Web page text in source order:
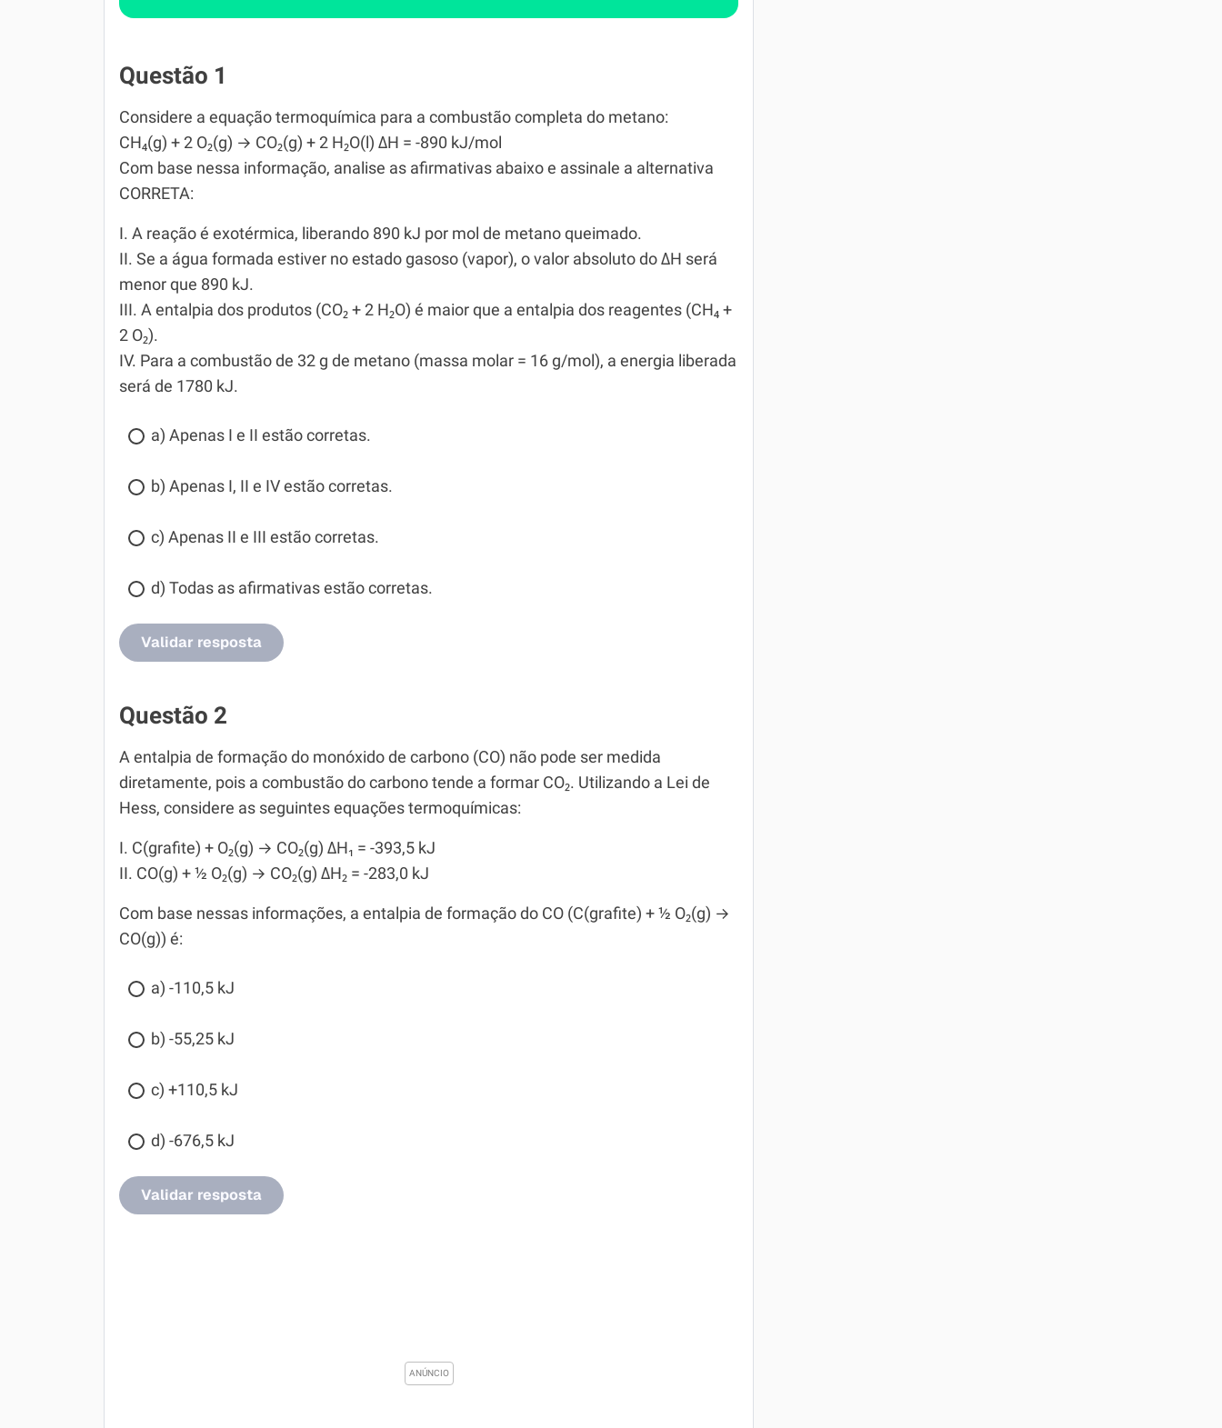
Questão 1
Considere a equação termoquímica para a combustão completa do metano:
CH₄(g) + 2 O₂(g) → CO₂(g) + 2 H₂O(l) ΔH = -890 kJ/mol
Com base nessa informação, analise as afirmativas abaixo e assinale a alternativa
CORRETA:
I. A reação é exotérmica, liberando 890 kJ por mol de metano queimado.
II. Se a água formada estiver no estado gasoso (vapor), o valor absoluto do ΔH será
menor que 890 kJ.
III. A entalpia dos produtos (CO₂ + 2 H₂O) é maior que a entalpia dos reagentes (CH₄ +
2 O₂).
IV. Para a combustão de 32 g de metano (massa molar = 16 g/mol), a energia liberada
será de 1780 kJ.
a) Apenas I e II estão corretas.
b) Apenas I, II e IV estão corretas.
c) Apenas II e III estão corretas.
d) Todas as afirmativas estão corretas.
Validar resposta
Questão 2
A entalpia de formação do monóxido de carbono (CO) não pode ser medida
diretamente, pois a combustão do carbono tende a formar CO₂. Utilizando a Lei de
Hess, considere as seguintes equações termoquímicas:
I. C(grafite) + O₂(g) → CO₂(g) ΔH₁ = -393,5 kJ
II. CO(g) + ½ O₂(g) → CO₂(g) ΔH₂ = -283,0 kJ
Com base nessas informações, a entalpia de formação do CO (C(grafite) + ½ O₂(g) →
CO(g)) é:
a) -110,5 kJ
b) -55,25 kJ
c) +110,5 kJ
d) -676,5 kJ
Validar resposta